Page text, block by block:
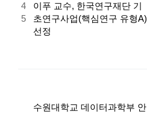
4
5
이푸 교수, 한국연구재단 기
초연구사업(핵심연구 유형A)
선정
수원대학교 데이터과학부 안